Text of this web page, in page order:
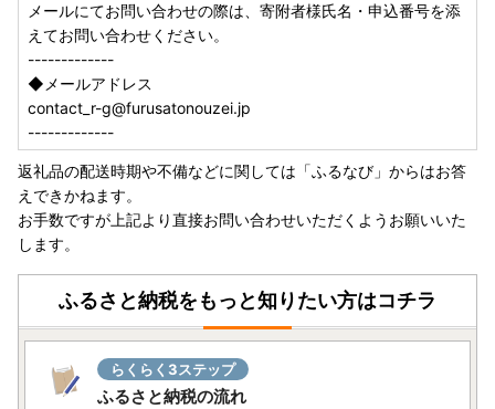
メールにてお問い合わせの際は、寄附者様氏名・申込番号を添
えてお問い合わせください。
-------------
◆メールアドレス
contact_r-g@furusatonouzei.jp
-------------
返礼品の配送時期や不備などに関しては「ふるなび」からはお答
えできかねます。
お手数ですが上記より直接お問い合わせいただくようお願いいた
します。
ふるさと納税をもっと知りたい方はコチラ
らくらく3ステップ
ふるさと納税の流れ